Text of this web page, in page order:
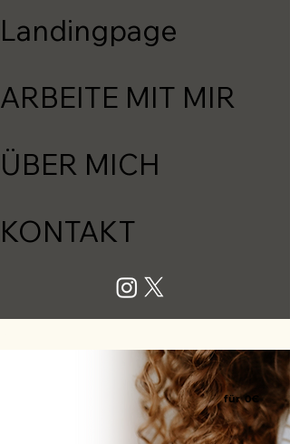
Landingpage
ARBEITE MIT MIR
ÜBER MICH
KONTAKT
für 0€